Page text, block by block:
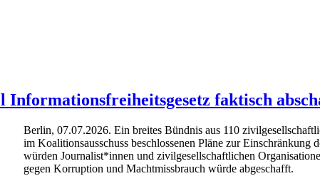
faktisch
Berlin, 07.07.2026. Ein breites Bündnis aus 110
im Koalitionsausschuss beschlossenen Pläne zur
würden Journalist*innen und zivilgesellschaftlichen
gegen Korruption und Machtmissbrauch würde abgeschafft.